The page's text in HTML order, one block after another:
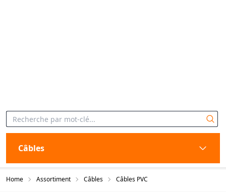
Câbles
Home Assortiment Câbles Câbles PVC